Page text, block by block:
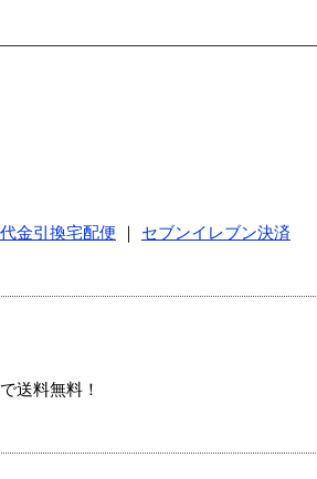
代金引換宅配便
セブンイレブン決済
送料無料！